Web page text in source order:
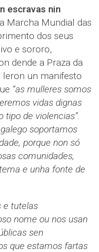
escravas nin
Marcha Mundial das
dos seus
e sororo,
dende a Praza da
leron un manifesto
“as mulleres somos
vidas dignas
tipo de violencias”.
soportamos
porque non só
comunidades,
e unha fonte de
e tutelas
nome ou nos usan
sen
que estamos fartas